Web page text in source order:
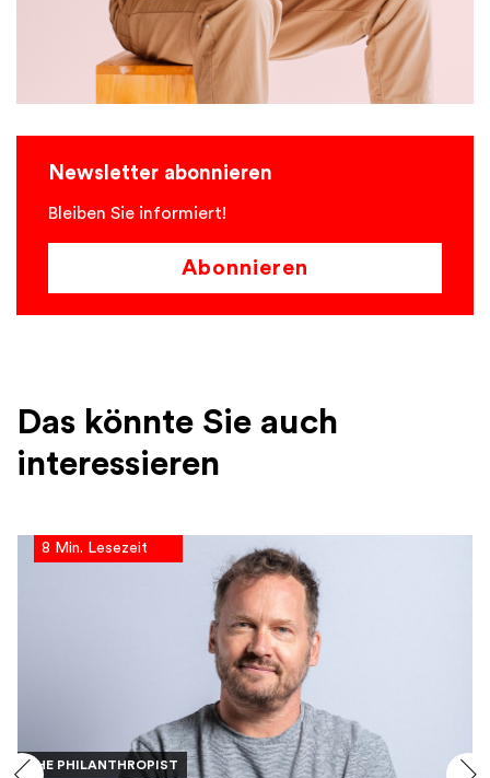
Newsletter abonnieren
Bleiben Sie informiert!
Abonnieren
Das könnte Sie auch
interessieren
THE PHILANTHROPIST
8 Min. Lesezeit